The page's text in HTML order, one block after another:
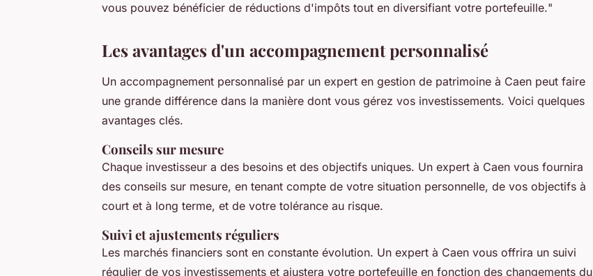
vous pouvez bénéficier de réductions d'impôts tout en diversifiant votre portefeuille."
Les avantages d'un accompagnement personnalisé
Un accompagnement personnalisé par un expert en gestion de patrimoine à Caen peut faire
une grande différence dans la manière dont vous gérez vos investissements. Voici quelques
avantages clés.
Conseils sur mesure
Chaque investisseur a des besoins et des objectifs uniques. Un expert à Caen vous fournira
des conseils sur mesure, en tenant compte de votre situation personnelle, de vos objectifs à
court et à long terme, et de votre tolérance au risque.
Suivi et ajustements réguliers
Les marchés financiers sont en constante évolution. Un expert à Caen vous offrira un suivi
régulier de vos investissements et ajustera votre portefeuille en fonction des changements du